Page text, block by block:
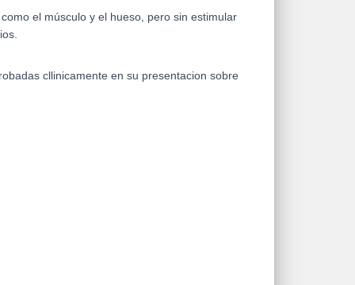
el músculo y el hueso, pero sin estimular
cllinicamente en su presentacion sobre